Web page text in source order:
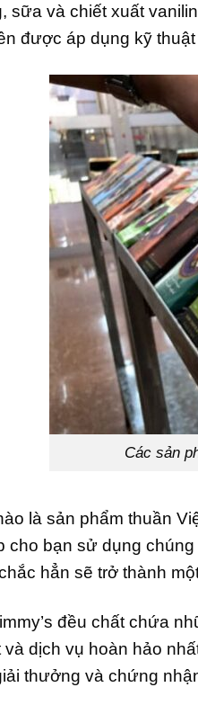
sữa và chiết xuất
được áp dụng kỹ
Các sản
là sản phẩm thuần
cho bạn sử dụng
hẳn sẽ trở thành
đều chất chứa
dịch vụ hoàn hảo
thưởng và chứng